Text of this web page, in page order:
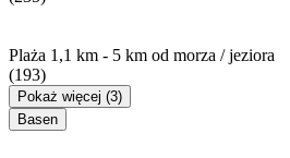
Plaża 1,1 km - 5 km od morza / jeziora
(193)
Pokaż więcej (3)
Basen